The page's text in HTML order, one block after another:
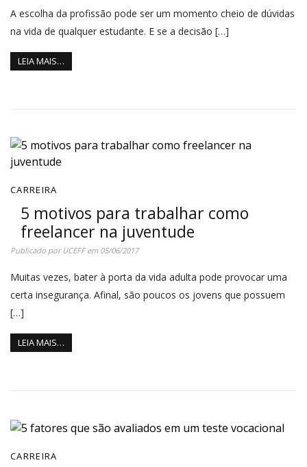
A escolha da profissão pode ser um momento cheio de dúvidas
na vida de qualquer estudante. E se a decisão […]
LEIA MAIS…
CARREIRA
5 motivos para trabalhar como
freelancer na juventude
Publicado porUCEFFem 05/06/2017
Muitas vezes, bater à porta da vida adulta pode provocar uma
certa insegurança. Afinal, são poucos os jovens que possuem
[…]
LEIA MAIS…
CARREIRA